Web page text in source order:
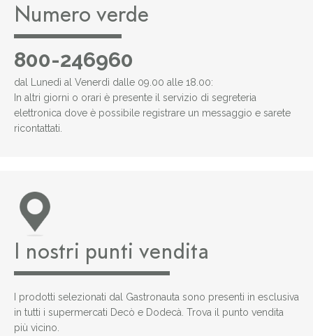
Numero verde
800-246960
dal Lunedì al Venerdì dalle 09.00 alle 18.00:
In altri giorni o orari è presente il servizio di segreteria
elettronica dove è possibile registrare un messaggio e sarete
ricontattati.
I nostri punti vendita
I prodotti selezionati dal Gastronauta sono presenti in esclusiva
in tutti i supermercati Decò e Dodecà. Trova il punto vendita
più vicino.